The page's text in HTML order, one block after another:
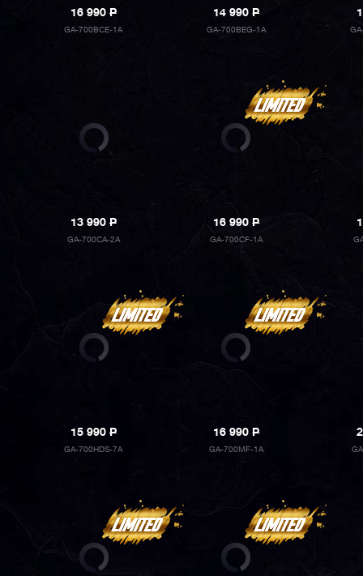
16 990P
GA-700BCE-1A
14 990P
GA-700BEG-1A
13 990P
GA-700CA-2A
16 990P
GA-700CF-1A
15 990P
GA-700HDS-7A
16 990P
GA-700MF-1A